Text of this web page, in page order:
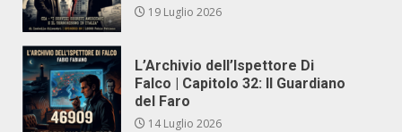
19 Luglio 2026
L’Archivio dell’Ispettore Di
Falco | Capitolo 32: Il Guardiano
del Faro
14 Luglio 2026